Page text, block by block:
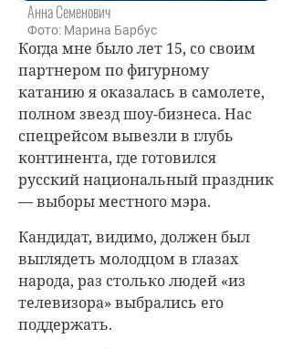
Анна Семенович
Фото: Марина Барбус
Когда мне было лет 15, со своим
партнером по фигурному
катанию я оказалась в самолете,
полном звезд шоу-бизнеса. Нас
спецрейсом вывезли в глубь
континента, где готовился
русский национальный праздник
— выборы местного мэра.
Кандидат, видимо, должен был
выглядеть молодцом в глазах
народа, раз столько людей «из
телевизора» выбрались его
поддержать.